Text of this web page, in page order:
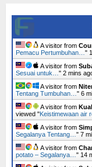
A visitor from
Pemacu Pertumbuhan… "
A visitor from
Sesuai untuk… " 2 mins
A visitor from
Tentang Tumbuhan… " 6
A visitor from
viewed "Keistimewaan air
A visitor from
Segalanya Tentang… " 7
A visitor from
potato – Segalanya… " 14